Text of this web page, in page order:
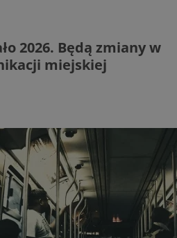
2026. Będą zmiany w
miejskiej